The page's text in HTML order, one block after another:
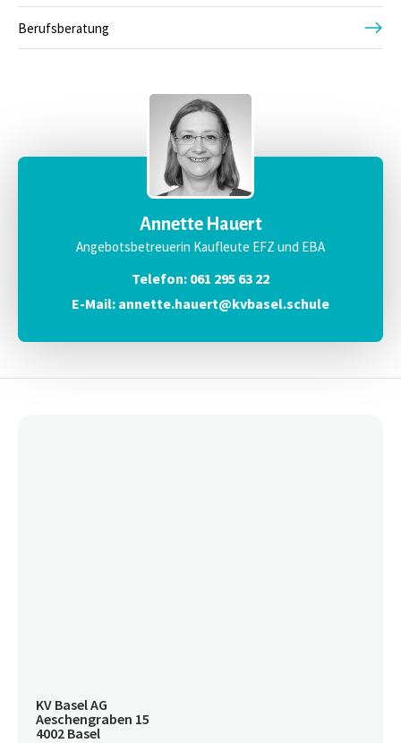
Berufsberatung
Annette Hauert
Angebotsbetreuerin Kaufleute EFZ und EBA
Telefon: 061 295 63 22
E-Mail: annette.hauert@kvbasel.schule
KV Basel AG
Aeschengraben 15
4002 Basel